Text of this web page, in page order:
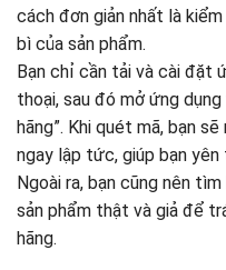
cách đơn giản nhất là
bì của sản phẩm.
Bạn chỉ cần tải và cài đặt
thoại, sau đó mở ứng
hãng”. Khi quét mã, bạn
ngay lập tức, giúp bạn
Ngoài ra, bạn cũng nên
sản phẩm thật và giả để
hãng.